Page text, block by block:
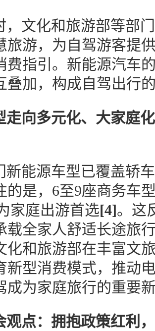
，文化和旅游部等部
旅游，为自驾游客提
费指引。新能源汽车
叠加，构成自驾出行
走向多元化、大家庭
新能源车型已覆盖轿
的是，6至9座商务车
家庭出游首选[4]。这
载全家人舒适长途旅
化和旅游部在丰富文
新型消费模式，推动
成为家庭旅行的重要
观点：拥抱政策红利